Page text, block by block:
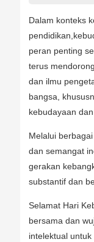
Dalam konteks
peran penting
terus
dan ilmu
bangsa,
kebudayaan
Melalui
dan semangat
gerakan
substantif dan
Selamat Hari
bersama dan
intelektual untuk